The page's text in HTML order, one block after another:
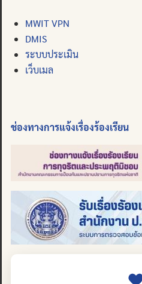
MWIT VPN
DMIS
ระบบประเมิน
เว็บเมล
ช่องทางการแจ้งเรื่องร้องเรียน